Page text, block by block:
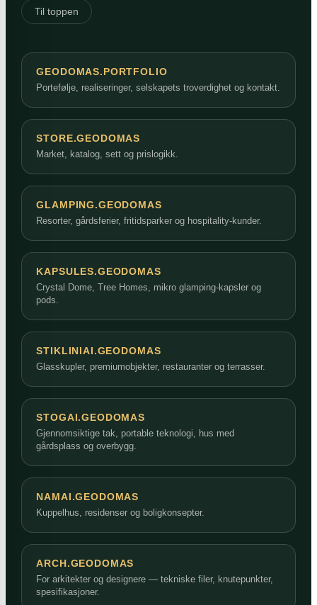
Til toppen
GEODOMAS.PORTFOLIO
Portefølje, realiseringer, selskapets troverdighet og kontakt.
STORE.GEODOMAS
Market, katalog, sett og prislogikk.
GLAMPING.GEODOMAS
Resorter, gårdsferier, fritidsparker og hospitality-kunder.
KAPSULES.GEODOMAS
Crystal Dome, Tree Homes, mikro glamping-kapsler og
pods.
STIKLINIAI.GEODOMAS
Glasskupler, premiumobjekter, restauranter og terrasser.
STOGAI.GEODOMAS
Gjennomsiktige tak, portable teknologi, hus med
gårdsplass og overbygg.
NAMAI.GEODOMAS
Kuppelhus, residenser og boligkonsepter.
ARCH.GEODOMAS
For arkitekter og designere — tekniske filer, knutepunkter,
spesifikasjoner.